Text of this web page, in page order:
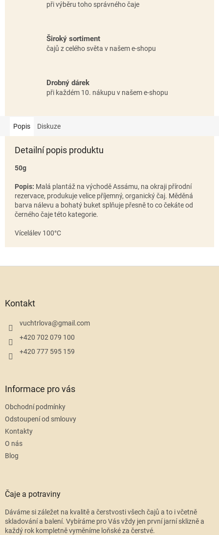
při výběru toho správného čaje
Široký sortiment
čajů z celého světa v našem e-shopu
Drobný dárek
při každém 10. nákupu v našem e-shopu
Popis Diskuze
Detailní popis produktu
50g
Popis: Malá plantáž na východě Assámu, na okraji přírodní
rezervace, produkuje velice příjemný, organický čaj. Měděná
barva nálevu a bohatý buket splňuje přesně to co čekáte od
černého čaje této kategorie.
Vícelálev 100°C
Kontakt
vuchtrlova@gmail.com
+420 702 079 100
+420 777 595 159
Informace pro vás
Obchodní podmínky
Odstoupení od smlouvy
Kontakty
O nás
Blog
Čaje a potraviny
Dáváme si záležet na kvalitě a čerstvosti všech čajů a to i včetně
skladování a balení. Vybíráme pro Vás vždy jen první jarní sklizně a
každý rok kompletně vyměníme loňské za čerstvé.